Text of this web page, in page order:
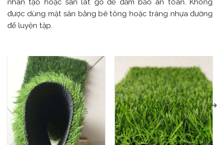
nhân tạo hoặc sân lát gỗ để đảm bảo an toàn. Không
được dùng mặt sân bằng bê tông hoặc tráng nhựa đường
để luyện tập.